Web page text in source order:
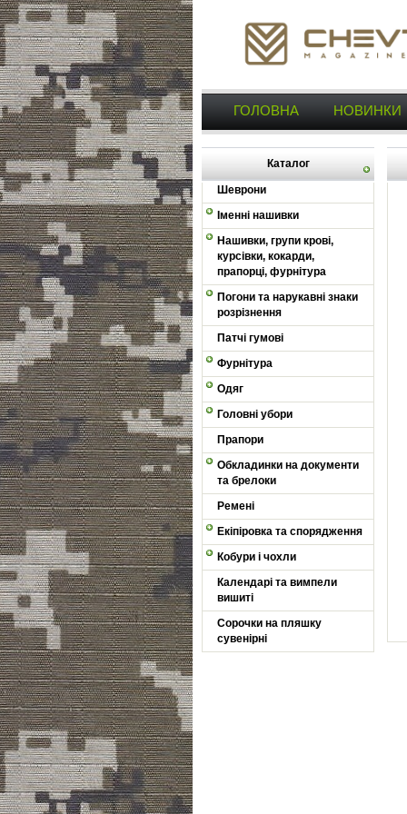
ГОЛОВНА НОВИНКИ
Каталог
Шеврони
Іменні нашивки
Нашивки, групи крові,
курсівки, кокарди,
прапорці, фурнітура
Погони та нарукавні знаки
розрізнення
Патчі гумові
Фурнітура
Одяг
Головні убори
Прапори
Обкладинки на документи
та брелоки
Ремені
Екіпіровка та спорядження
Кобури і чохли
Календарі та вимпели
вишиті
Сорочки на пляшку
сувенірні